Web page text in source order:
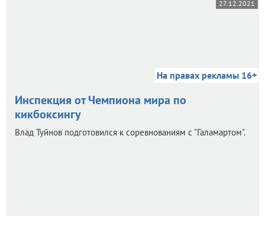
27.12.2021
На правах рекламы 16+
Инспекция от Чемпиона мира по
кикбоксингу
Влад Туйнов подготовился к соревнованиям с "Галамартом".